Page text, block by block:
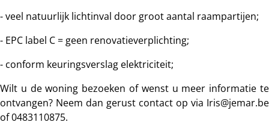
- veel natuurlijk lichtinval door groot aantal raampartijen;
- EPC label C = geen renovatieverplichting;
- conform keuringsverslag elektriciteit;
Wilt u de woning bezoeken of wenst u meer informatie te
ontvangen? Neem dan gerust contact op via Iris@jemar.be
of 0483110875.